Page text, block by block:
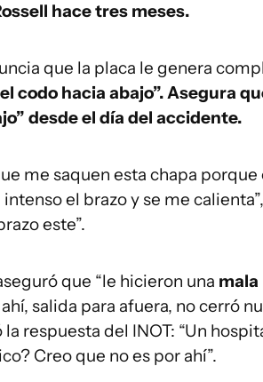
hace tres meses.
que la placa le genera
codo hacia abajo”. Asegura
desde el día del accidente.
me saquen esta chapa
el brazo y se me
este”.
que “le hicieron una
salida para afuera, no cerró
respuesta del INOT: “Un
Creo que no es por ahí”.